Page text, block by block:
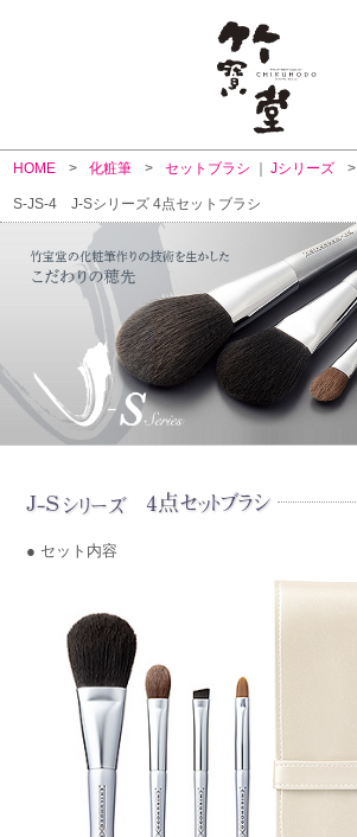
HOME 化粧筆 セットブラシ Jシリーズ
S-JS-4 J-Sシリーズ 4点セットブラシ
J-Sシリーズ4点セットブラシ
● セット内容